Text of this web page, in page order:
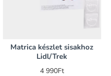
Matrica készlet sisakhoz
Lidl/Trek
4 990Ft